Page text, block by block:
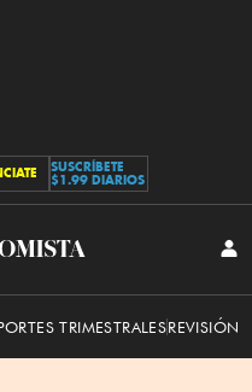
SUSCRÍBETE
$1.99 DIARIOS
TRIMESTRALESREVISIÓN